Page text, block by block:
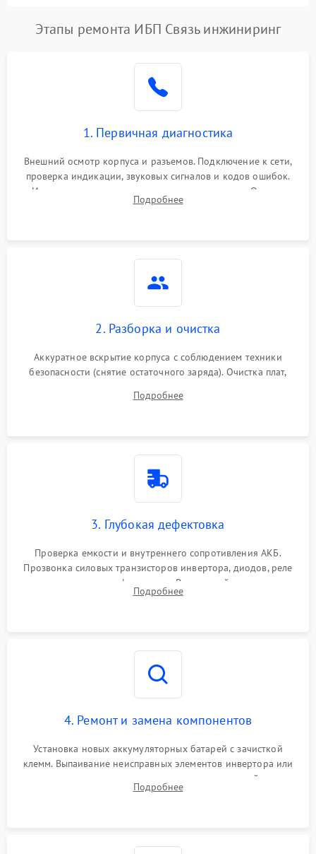
Этапы ремонта ИБП Связь инжиниринг
1. Первичная диагностика
Внешний осмотр корпуса и разъемов. Подключение к сети,
проверка индикации, звуковых сигналов и кодов ошибок.
Измерение входного и выходного напряжения. Оценка
реакции ИБП на отключение основного питания без
Подробнее
2. Разборка и очистка
Аккуратное вскрытие корпуса с соблюдением техники
безопасности (снятие остаточного заряда). Очистка плат,
и кистей для предотвращения перегрева и замыканий.
Подробнее
3. Глубокая дефектовка
Проверка емкости и внутреннего сопротивления АКБ.
Прозвонка силовых транзисторов инвертора, диодов, реле
переключения и трансформатора. Визуальный поиск вздутых
конденсаторов и прогаров на печатной плате.
Подробнее
4. Ремонт и замена компонентов
Установка новых аккумуляторных батарей с зачисткой
клемм. Выпаивание неисправных элементов инвертора или
цепи зарядки и монтаж новых радиодеталей.
Восстановление поврежденных токоведущих дорожек и
Подробнее